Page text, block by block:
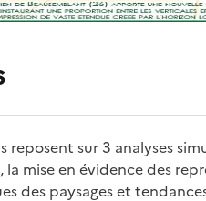
sur 3 analyses
mise en évidence des
des paysages et